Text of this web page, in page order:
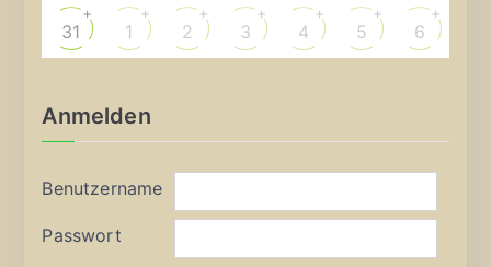
31
+
1
+
2
+
3
+
4
+
5
+
6
+
Anmelden
Benutzername
Passwort